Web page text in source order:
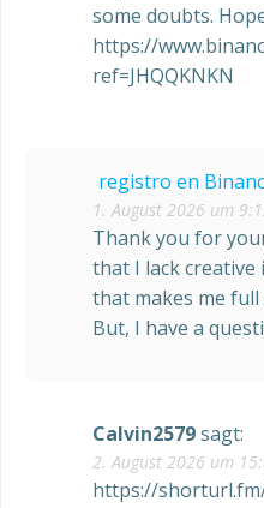
some doubts.
https://
ref=JHQQKNKN
registro en
1. August 2026 um
Thank you for
that I lack creative
that makes me
But, I have a
Calvin2579sagt:
2. August 2026 um
https://